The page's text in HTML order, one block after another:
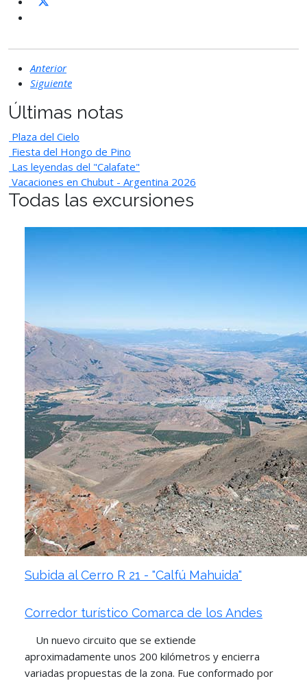
Anterior
Siguiente
Últimas notas
Plaza del Cielo
Fiesta del Hongo de Pino
Las leyendas del "Calafate"
Vacaciones en Chubut - Argentina 2026
Todas las excursiones
Subida al Cerro R 21 - "Calfú Mahuida"
Corredor turístico Comarca de los Andes
Un nuevo circuito que se extiende
aproximadamente unos 200 kilómetros y encierra
variadas propuestas de la zona. Fue conformado por